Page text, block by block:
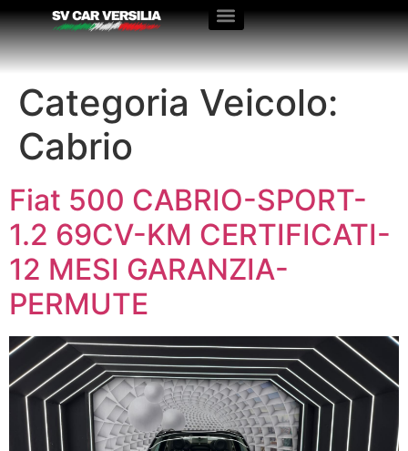
Categoria Veicolo:
Cabrio
Fiat 500 CABRIO-SPORT-
1.2 69CV-KM CERTIFICATI-
12 MESI GARANZIA-
PERMUTE